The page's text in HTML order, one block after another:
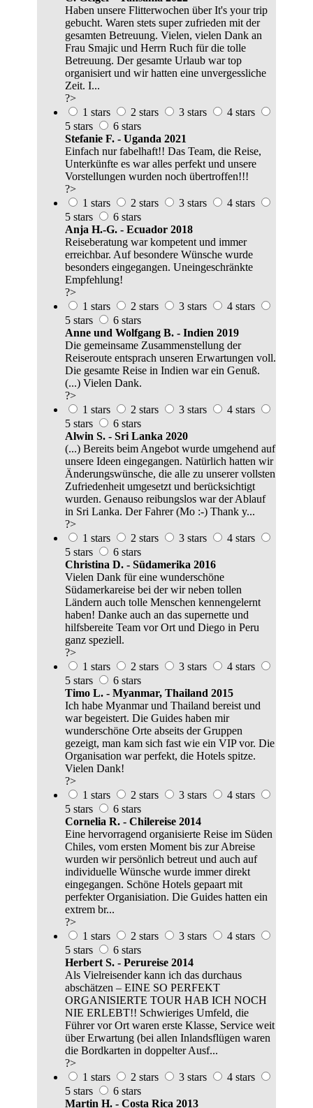
Haben unsere Flitterwochen über It's your trip
gebucht. Waren stets super zufrieden mit der
gesamten Betreuung. Vielen, vielen Dank an
Frau Smajic und Herrn Ruch für die tolle
Betreuung. Der gesamte Urlaub war top
organisiert und wir hatten eine unvergessliche
Zeit. I...
?>
1 stars
2 stars 3 stars
4 stars
5 stars
6 stars
Stefanie F. - Uganda 2021
Einfach nur fabelhaft!! Das Team, die Reise,
Unterkünfte es war alles perfekt und unsere
Vorstellungen wurden noch übertroffen!!!
?>
1 stars
2 stars 3 stars
4 stars
5 stars
6 stars
Anja H.-G. - Ecuador 2018
Reiseberatung war kompetent und immer
erreichbar. Auf besondere Wünsche wurde
besonders eingegangen. Uneingeschränkte
Empfehlung!
?>
1 stars
2 stars 3 stars
4 stars
5 stars
6 stars
Anne und Wolfgang B. - Indien 2019
Die gemeinsame Zusammenstellung der
Reiseroute entsprach unseren Erwartungen voll.
Die gesamte Reise in Indien war ein Genuß.
(...) Vielen Dank.
?>
1 stars
2 stars 3 stars
4 stars
5 stars
6 stars
Alwin S. - Sri Lanka 2020
(...) Bereits beim Angebot wurde umgehend auf
unsere Ideen eingegangen. Natürlich hatten wir
Änderungswünsche, die alle zu unserer vollsten
Zufriedenheit umgesetzt und berücksichtigt
wurden. Genauso reibungslos war der Ablauf
in Sri Lanka. Der Fahrer (Mo :-) Thank y...
?>
1 stars
2 stars 3 stars
4 stars
5 stars
6 stars
Christina D. - Südamerika 2016
Vielen Dank für eine wunderschöne
Südamerkareise bei der wir neben tollen
Ländern auch tolle Menschen kennengelernt
haben! Danke auch an das supernette und
hilfsbereite Team vor Ort und Diego in Peru
ganz speziell.
?>
1 stars
2 stars 3 stars
4 stars
5 stars
6 stars
Timo L. - Myanmar, Thailand 2015
Ich habe Myanmar und Thailand bereist und
war begeistert. Die Guides haben mir
wunderschöne Orte abseits der Gruppen
gezeigt, man kam sich fast wie ein VIP vor. Die
Organisation war perfekt, die Hotels spitze.
Vielen Dank!
?>
1 stars
2 stars 3 stars
4 stars
5 stars
6 stars
Cornelia R. - Chilereise 2014
Eine hervorragend organisierte Reise im Süden
Chiles, vom ersten Moment bis zur Abreise
wurden wir persönlich betreut und auch auf
individuelle Wünsche wurde immer direkt
eingegangen. Schöne Hotels gepaart mit
perfekter Organisiation. Die Guides hatten ein
extrem br...
?>
1 stars
2 stars 3 stars
4 stars
5 stars
6 stars
Herbert S. - Perureise 2014
Als Vielreisender kann ich das durchaus
abschätzen – EINE SO PERFEKT
ORGANISIERTE TOUR HAB ICH NOCH
NIE ERLEBT!! Schwieriges Umfeld, die
Führer vor Ort waren erste Klasse, Service weit
über Erwartung (bei allen Inlandsflügen waren
die Bordkarten in doppelter Ausf...
?>
1 stars
2 stars 3 stars
4 stars
5 stars
6 stars
Martin H. - Costa Rica 2013